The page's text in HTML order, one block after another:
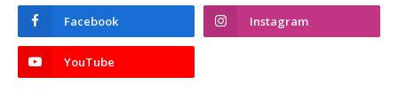
Facebook Instagram
YouTube